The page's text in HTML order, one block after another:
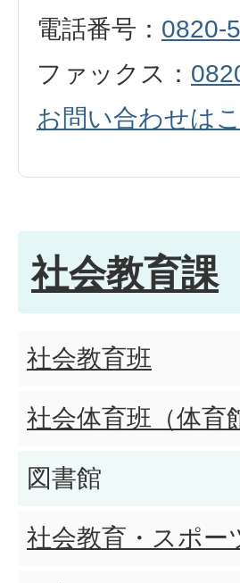
電話番号： 0820-
ファックス：
お問い合わせは
社会教育課
社会教育班
社会体育班（体育
図書館
社会教育・スポー